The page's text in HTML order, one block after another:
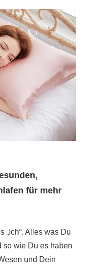
für mehr
„Ich“. Alles was Du
so wie Du es haben
und Dein